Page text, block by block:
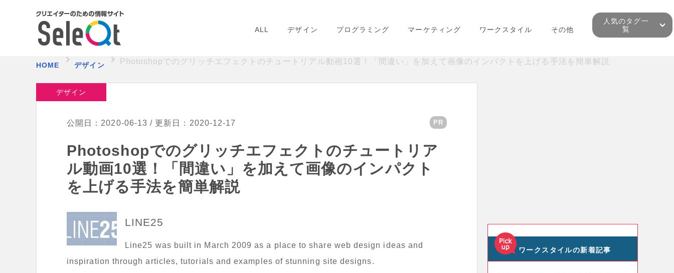
ALL デザイン プログラミング マーケティング ワークスタイル その他
人気のタグ一
覧
HOME デザイン Photoshopでのグリッチエフェクトのチュートリアル動画10選！「間違い」を加えて画像のインパクトを上げる手法を簡単解説
デザイン
公開日：2020-06-13 / 更新日：2020-12-17 PR
Photoshopでのグリッチエフェクトのチュートリア
ル動画10選！「間違い」を加えて画像のインパクト
を上げる手法を簡単解説
LINE25
Line25 was built in March 2009 as a place to share web design ideas and
inspiration through articles, tutorials and examples of stunning site designs.
ワークスタイルの新着記事